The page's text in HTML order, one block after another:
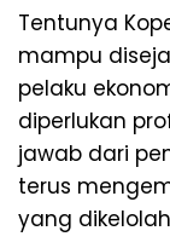
Tentunya
mampu
pelaku
diperlukan
jawab dari
terus
yang